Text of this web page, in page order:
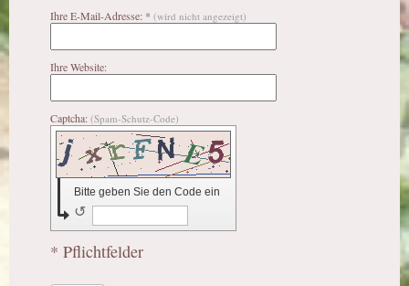
Ihre E-Mail-Adresse: * (wird nicht angezeigt)
Ihre Website:
Captcha: (Spam-Schutz-Code)
Bitte geben Sie den Code ein
↺
* Pflichtfelder